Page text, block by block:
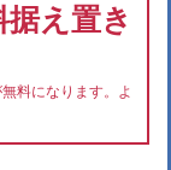
え置き
料になります。よ